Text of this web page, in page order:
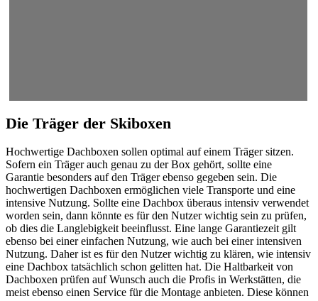
Die Träger der Skiboxen
Hochwertige Dachboxen sollen optimal auf einem Träger sitzen.
Sofern ein Träger auch genau zu der Box gehört, sollte eine
Garantie besonders auf den Träger ebenso gegeben sein. Die
hochwertigen Dachboxen ermöglichen viele Transporte und eine
intensive Nutzung. Sollte eine Dachbox überaus intensiv verwendet
worden sein, dann könnte es für den Nutzer wichtig sein zu prüfen,
ob dies die Langlebigkeit beeinflusst. Eine lange Garantiezeit gilt
ebenso bei einer einfachen Nutzung, wie auch bei einer intensiven
Nutzung. Daher ist es für den Nutzer wichtig zu klären, wie intensiv
eine Dachbox tatsächlich schon gelitten hat. Die Haltbarkeit von
Dachboxen prüfen auf Wunsch auch die Profis in Werkstätten, die
meist ebenso einen Service für die Montage anbieten. Diese können